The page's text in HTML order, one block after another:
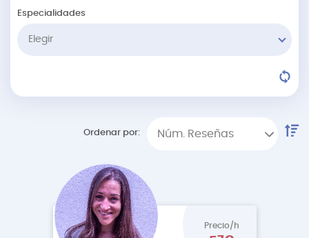
Especialidades
Elegir
Ordenar por: Núm. Reseñas
Precio/h